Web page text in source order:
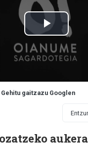
Gehitu gaitzazu Googlen